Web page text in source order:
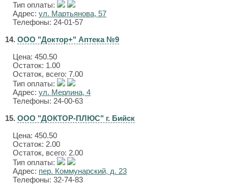
Тип оплаты:
Адрес: ул. Мартьянова, 57
Телефоны: 24-01-57
14. ООО "Доктор+" Аптека №9
Цена: 450.50
Остаток: 1.00
Остаток, всего: 7.00
Тип оплаты:
Адрес: ул. Мерлина, 4
Телефоны: 24-00-63
15. ООО "ДОКТОР-ПЛЮС" г. Бийск
Цена: 450.50
Остаток: 2.00
Остаток, всего: 2.00
Тип оплаты:
Адрес: пер. Коммунарский, д. 23
Телефоны: 32-74-83